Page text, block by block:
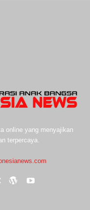
online yang menyajikan
terpercaya.